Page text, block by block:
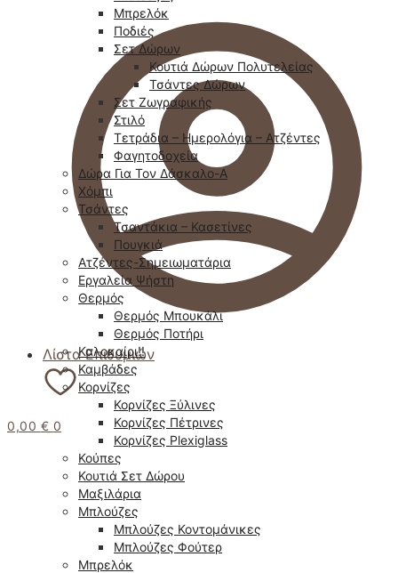
Λίστα Επιθυμιών
0,00 € 0
Μπρελόκ
Ποδιές
Σετ Δώρων
Κουτιά Δώρων Πολυτελείας
Τσάντες Δώρων
Σετ Ζωγραφικής
Στιλό
Τετράδια – Ημερολόγια – Ατζέντες
Φαγητοδοχεία
Δώρα Για Τον Δάσκαλο-Α
Χόμπι
Τσάντες
Τσαντάκια – Κασετίνες
Πουγκιά
Ατζέντες-Σημειωματάρια
Εργαλεία Ψήστη
Θερμός
Θερμός Μπουκάλι
Θερμός Ποτήρι
Καλοκαίρι!!
Καμβάδες
Κορνίζες
Κορνίζες Ξύλινες
Κορνίζες Πέτρινες
Κορνίζες Plexiglass
Κούπες
Κουτιά Σετ Δώρου
Μαξιλάρια
Μπλούζες
Μπλούζες Κοντομάνικες
Μπλούζες Φούτερ
Μπρελόκ